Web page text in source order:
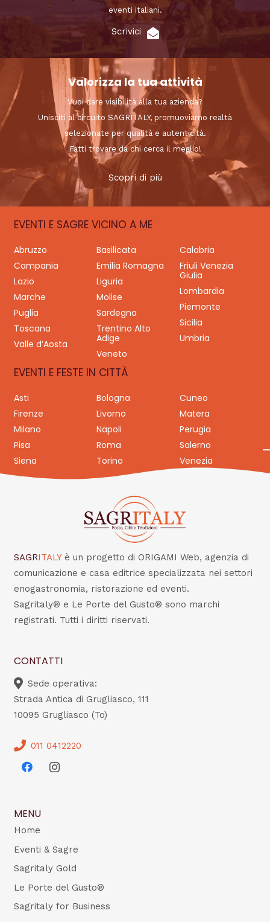
eventi italiani.
Scrivici
Valorizza la tua attività
Vuoi dare visibilità alla tua azienda?
Unisciti al circuito SAGRITALY, promuoviamo realtà
selezionate per qualità e autenticità.
Fatti trovare da chi cerca il meglio!
Scopri di più
EVENTI E SAGRE VICINO A ME
Abruzzo Basilicata
Calabria
Campania
Emilia Romagna
Friuli Venezia
Giulia
Lazio
Liguria
Lombardia
Marche
Molise
Piemonte
Puglia
Sardegna
Sicilia
Toscana
Trentino Alto
Adige
Umbria
Valle d’Aosta
Veneto
EVENTI E FESTE IN CITTÀ
Asti Bologna
Cuneo
Firenze
Livorno
Matera
Milano
Napoli
Perugia
Pisa
Roma
Salerno
Siena
Torino Venezia
SAGRITALY è un progetto di ORIGAMI Web, agenzia di
comunicazione e casa editrice specializzata nei settori
enogastronomia, ristorazione ed eventi.
Sagritaly® e Le Porte del Gusto® sono marchi
registrati. Tutti i diritti riservati.
CONTATTI
Sede operativa:
Strada Antica di Grugliasco, 111
10095 Grugliasco (To)
011 0412220
MENU
Home
Eventi & Sagre
Sagritaly Gold
Le Porte del Gusto®
Sagritaly for Business